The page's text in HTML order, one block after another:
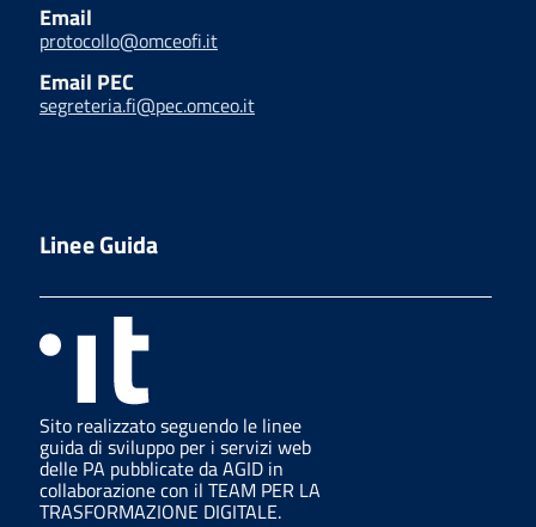
Email
protocollo@omceofi.it
Email PEC
segreteria.fi@pec.omceo.it
Linee Guida
Sito realizzato seguendo le linee
guida di sviluppo per i servizi web
delle PA pubblicate da AGID in
collaborazione con il TEAM PER LA
TRASFORMAZIONE DIGITALE.